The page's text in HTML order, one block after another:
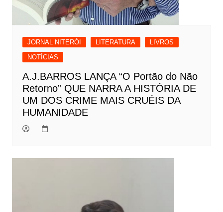
JORNAL NITERÓI LITERATURA
LIVROS
NOTÍCIAS
A.J.BARROS LANÇA “O Portão do Não
Retorno” QUE NARRA A HISTÓRIA DE
UM DOS CRIME MAIS CRUÉIS DA
HUMANIDADE